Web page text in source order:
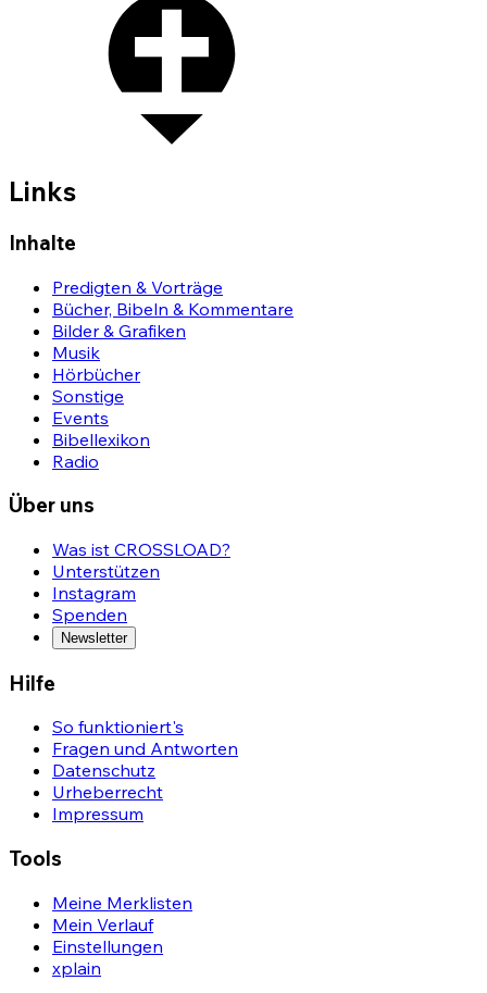
Links
Inhalte
Predigten & Vorträge
Bücher, Bibeln & Kommentare
Bilder & Grafiken
Musik
Hörbücher
Sonstige
Events
Bibellexikon
Radio
Über uns
Was ist CROSSLOAD?
Unterstützen
Instagram
Spenden
Newsletter
Hilfe
So funktioniert's
Fragen und Antworten
Datenschutz
Urheberrecht
Impressum
Tools
Meine Merklisten
Mein Verlauf
Einstellungen
xplain